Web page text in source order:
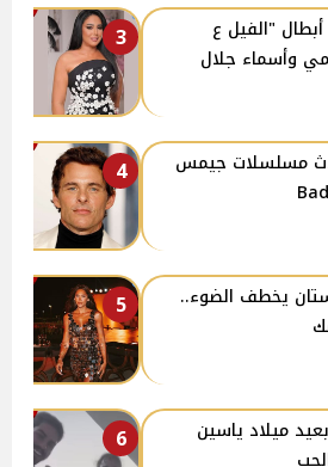
3
"الفيل ع
وأسماء جلال
4
مسلسلات جيمس
5
يخطف الضوء..
6
ميلاد ياسين